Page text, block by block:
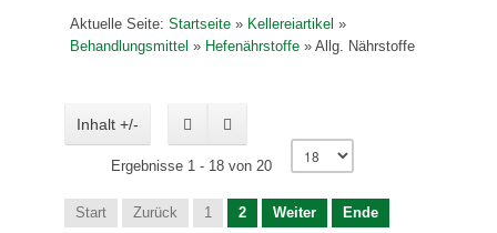
Aktuelle Seite:Startseite » Kellereiartikel »
Behandlungsmittel » Hefenährstoffe »Allg. Nährstoffe
Inhalt +/-
Ergebnisse 1 - 18 von 20
Start Zurück 1 2 Weiter
Ende